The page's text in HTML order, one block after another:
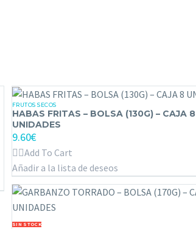
HABAS
FRITAS
–
BOLSA
(130G)
–
FRUTOS SECOS
HABAS FRITAS – BOLSA (130G) – CAJA 8
UNIDADES
9.60€
Add To Cart
Añadir a la lista de deseos
GARBANZO
SIN STOCK